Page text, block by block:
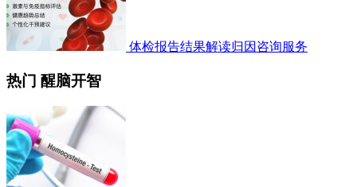
体检报告结果解读归因咨询服务
热门 醒脑开智